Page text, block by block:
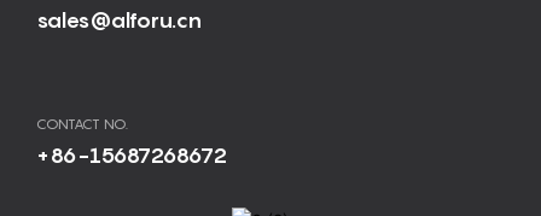
sales@alforu.cn
CONTACT NO.
+86-15687268672